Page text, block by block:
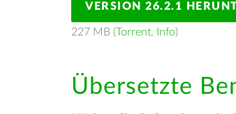
VERSION 26.2.1
227 MB (Torrent, Info)
Übersetzte